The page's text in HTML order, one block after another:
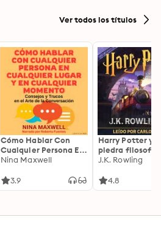
Ver todos los títulos
Cómo Hablar Con
Cualquier Persona En
Cualquier Lugar Y En
Nina Maxwell
3.9
Harry Potter y
piedra filosofal
J.K. Rowling
4.8